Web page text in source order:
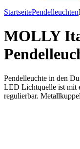
StartseitePendelleuchten
MOLLY
Pendelleuchte in den
LED Lichtquelle ist mit
regulierbar.